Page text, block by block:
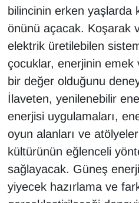
bilincinin erken yaşlarda
önünü açacak. Koşarak
elektrik üretilebilen
çocuklar, enerjinin emek
bir değer olduğunu
İlaveten, yenilenebilir
enerjisi uygulamaları,
oyun alanları ve
kültürünün eğlenceli
sağlayacak. Güneş
yiyecek hazırlama ve